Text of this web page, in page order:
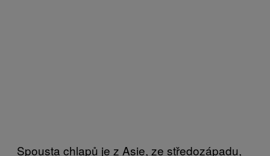
Spousta chlapů je z Asie, ze středozápadu,